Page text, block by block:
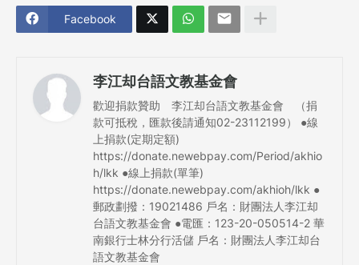
Facebook
李江却台語文教基金會
歡迎捐款贊助 李江却台語文教基金會 （捐
款可抵稅，匯款後請通知02-23112199） ●線
上捐款(定期定額)
https://donate.newebpay.com/Period/akhio
h/lkk ●線上捐款(單筆)
https://donate.newebpay.com/akhioh/lkk ●
郵政劃撥：19021486 戶名：財團法人李江却
台語文教基金會 ●電匯：123-20-050514-2 華
南銀行士林分行活儲 戶名：財團法人李江却台
語文教基金會